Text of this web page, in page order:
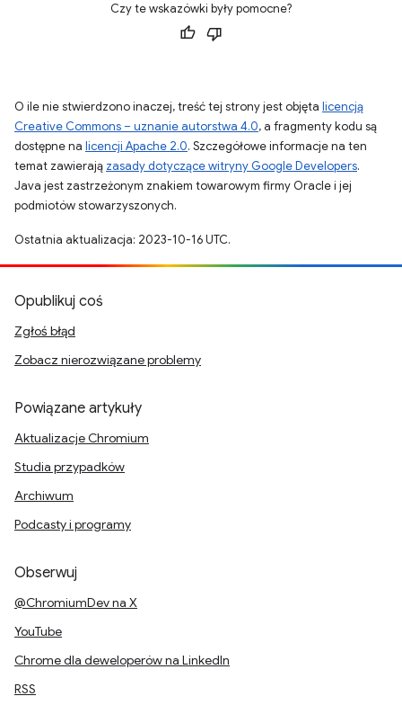
Czy te wskazówki były pomocne?
O ile nie stwierdzono inaczej, treść tej strony jest objęta licencją
Creative Commons – uznanie autorstwa 4.0, a fragmenty kodu są
dostępne na licencji Apache 2.0. Szczegółowe informacje na ten
temat zawierają zasady dotyczące witryny Google Developers.
Java jest zastrzeżonym znakiem towarowym firmy Oracle i jej
podmiotów stowarzyszonych.
Ostatnia aktualizacja: 2023-10-16 UTC.
Opublikuj coś
Zgłoś błąd
Zobacz nierozwiązane problemy
Powiązane artykuły
Aktualizacje Chromium
Studia przypadków
Archiwum
Podcasty i programy
Obserwuj
@ChromiumDev na X
YouTube
Chrome dla deweloperów na LinkedIn
RSS